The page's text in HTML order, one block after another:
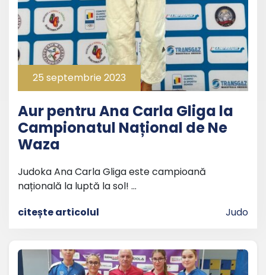
25 septembrie 2023
Aur pentru Ana Carla Gliga la
Campionatul Național de Ne
Waza
Judoka Ana Carla Gliga este campioană
națională la luptă la sol! …
citește articolul
Judo